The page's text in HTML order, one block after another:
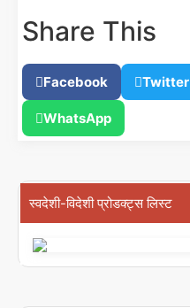
Share This
Facebook Twitter
WhatsApp
स्वदेशी-विदेशी प्रोडक्ट्स लिस्ट